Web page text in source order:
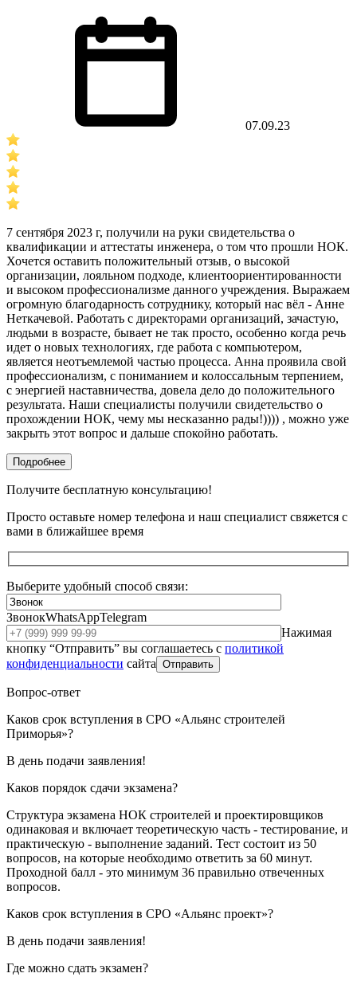
07.09.23
7 сентября 2023 г, получили на руки свидетельства о
квалификации и аттестаты инженера, о том что прошли НОК.
Хочется оставить положительный отзыв, о высокой
организации, лояльном подходе, клиентоориентированности
и высоком профессионализме данного учреждения. Выражаем
огромную благодарность сотруднику, который нас вёл - Анне
Неткачевой. Работать с директорами организаций, зачастую,
людьми в возрасте, бывает не так просто, особенно когда речь
идет о новых технологиях, где работа с компьютером,
является неотъемлемой частью процесса. Анна проявила свой
профессионализм, с пониманием и колоссальным терпением,
с энергией наставничества, довела дело до положительного
результата. Наши специалисты получили свидетельство о
прохождении НОК, чему мы несказанно рады!)))) , можно уже
закрыть этот вопрос и дальше спокойно работать.
Подробнее
Получите бесплатную консультацию!
Просто оставьте номер телефона и наш специалист свяжется с
вами в ближайшее время
Выберите удобный способ связи:
ЗвонокWhatsAppTelegram
Нажимая
кнопку “Отправить” вы соглашаетесь с политикой
конфиденциальности сайта Отправить
Вопрос-ответ
Каков срок вступления в СРО «Альянс строителей
Приморья»?
В день подачи заявления!
Каков порядок сдачи экзамена?
Структура экзамена НОК строителей и проектировщиков
одинаковая и включает теоретическую часть - тестирование, и
практическую - выполнение заданий. Тест состоит из 50
вопросов, на которые необходимо ответить за 60 минут.
Проходной балл - это минимум 36 правильно отвеченных
вопросов.
Каков срок вступления в СРО «Альянс проект»?
В день подачи заявления!
Где можно сдать экзамен?